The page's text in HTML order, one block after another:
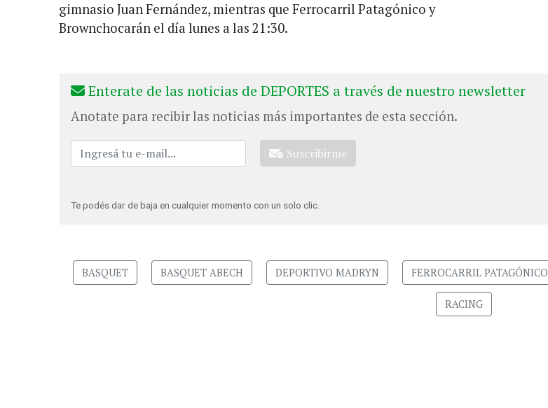
gimnasio Juan Fernández, mientras que Ferrocarril Patagónico y
Brownchocarán el día lunes a las 21:30.
Enterate de las noticias de DEPORTES a través de nuestro newsletter
Anotate para recibir las noticias más importantes de esta sección.
Suscribirme
Te podés dar de baja en cualquier momento con un solo clic.
BASQUET BASQUET ABECH DEPORTIVO MADRYN FERROCARRIL PATAGÓNICO
RACING